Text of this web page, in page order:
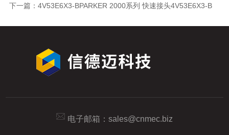
下一篇： 4V53E6X3-BPARKER 2000系列 快速接头4V53E6X3-B
电子邮箱： sales@cnmec.biz